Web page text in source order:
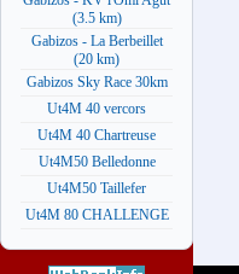
(3.5 km)
Gabizos - La Berbeillet
(20 km)
Gabizos Sky Race 30km
Ut4M 40 vercors
Ut4M 40 Chartreuse
Ut4M50 Belledonne
Ut4M50 Taillefer
Ut4M 80 CHALLENGE